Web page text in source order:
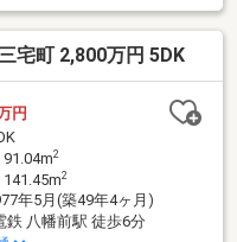
宅町 2,800万円 5DK
円
91.04m2
141.45m2
年5月(築49年4ヶ月)
鉄 八幡前駅 徒歩6分